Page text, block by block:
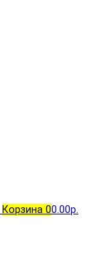
Корзина 00.00р.